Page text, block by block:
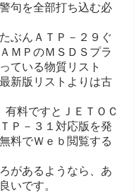
句を全部打ち込む必
ぶんＡＴＰ－２９ぐ
ＭＰのＭＳＤＳプラ
ている物質リスト
新版リストよりは古
料ですとＪＥＴＯＣ
Ｐ－３１対応版を発
料でＷｅｂ閲覧する
があるようなら、あ
いです。